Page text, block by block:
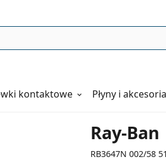
kontaktowe Płyny i akcesoria
Ray-Ban
RB3647N 002/58 51